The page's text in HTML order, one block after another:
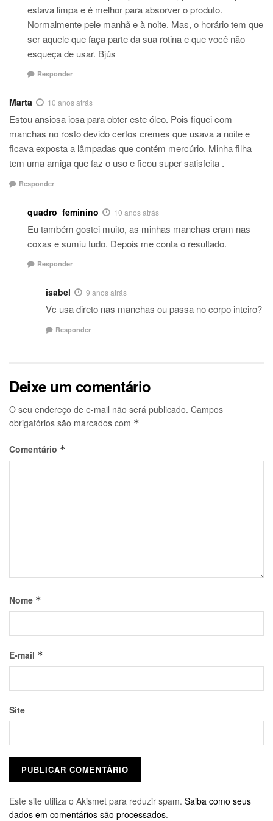
estava limpa e é melhor para absorver o produto.
Normalmente pele manhã e à noite. Mas, o horário tem que
ser aquele que faça parte da sua rotina e que você não
esqueça de usar. Bjús
Responder
Marta 10 anos atrás
Estou ansiosa iosa para obter este óleo. Pois fiquei com
manchas no rosto devido certos cremes que usava a noite e
ficava exposta a lâmpadas que contém mercúrio. Minha filha
tem uma amiga que faz o uso e ficou super satisfeita .
Responder
quadro_feminino 10 anos atrás
Eu também gostei muito, as minhas manchas eram nas
coxas e sumiu tudo. Depois me conta o resultado.
Responder
isabel 9 anos atrás
Vc usa direto nas manchas ou passa no corpo inteiro?
Responder
Deixe um comentário
O seu endereço de e-mail não será publicado. Campos
obrigatórios são marcados com *
Comentário *
Nome *
E-mail *
Site
Este site utiliza o Akismet para reduzir spam. Saiba como seus
dados em comentários são processados.